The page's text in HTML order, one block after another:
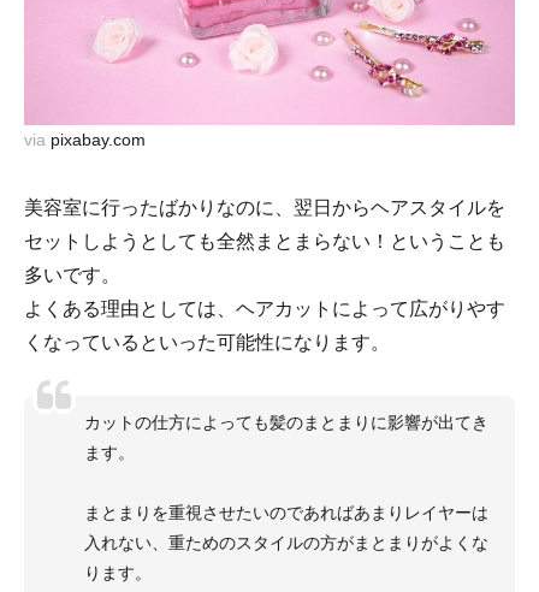
via pixabay.com
美容室に行ったばかりなのに、翌日からヘアスタイルを
セットしようとしても全然まとまらない！ということも
多いです。
よくある理由としては、ヘアカットによって広がりやす
くなっているといった可能性になります。
カットの仕方によっても髪のまとまりに影響が出てき
ます。
まとまりを重視させたいのであればあまりレイヤーは
入れない、重ためのスタイルの方がまとまりがよくな
ります。